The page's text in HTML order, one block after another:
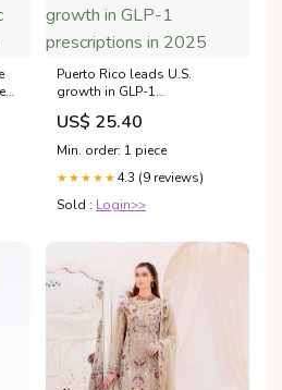
Puerto Rico leads U.S.
growth in GLP-1
prescriptions in 2025
US$ 25.40
Min. order: 1 piece
★★★★★ 4.3 (9 reviews)
Sold : Login>>